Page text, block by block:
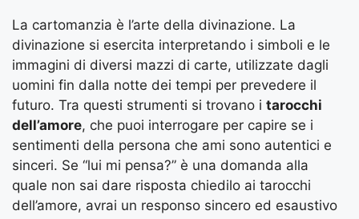
La cartomanzia è l’arte della divinazione. La
divinazione si esercita interpretando i simboli e le
immagini di diversi mazzi di carte, utilizzate dagli
uomini fin dalla notte dei tempi per prevedere il
futuro. Tra questi strumenti si trovano i tarocchi
dell’amore, che puoi interrogare per capire se i
sentimenti della persona che ami sono autentici e
sinceri. Se “lui mi pensa?” è una domanda alla
quale non sai dare risposta chiedilo ai tarocchi
dell’amore, avrai un responso sincero ed esaustivo